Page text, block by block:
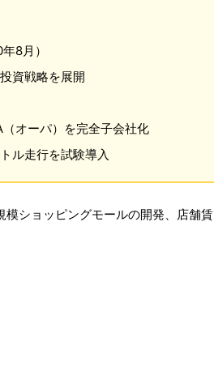
8月）
資戦略を展開
オーパ）を完全子会社化
ル走行を試験導入
ショッピングモールの開発、店舗賃